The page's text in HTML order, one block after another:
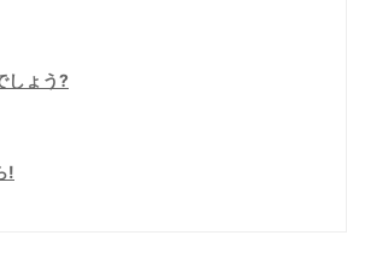
しょう?
!